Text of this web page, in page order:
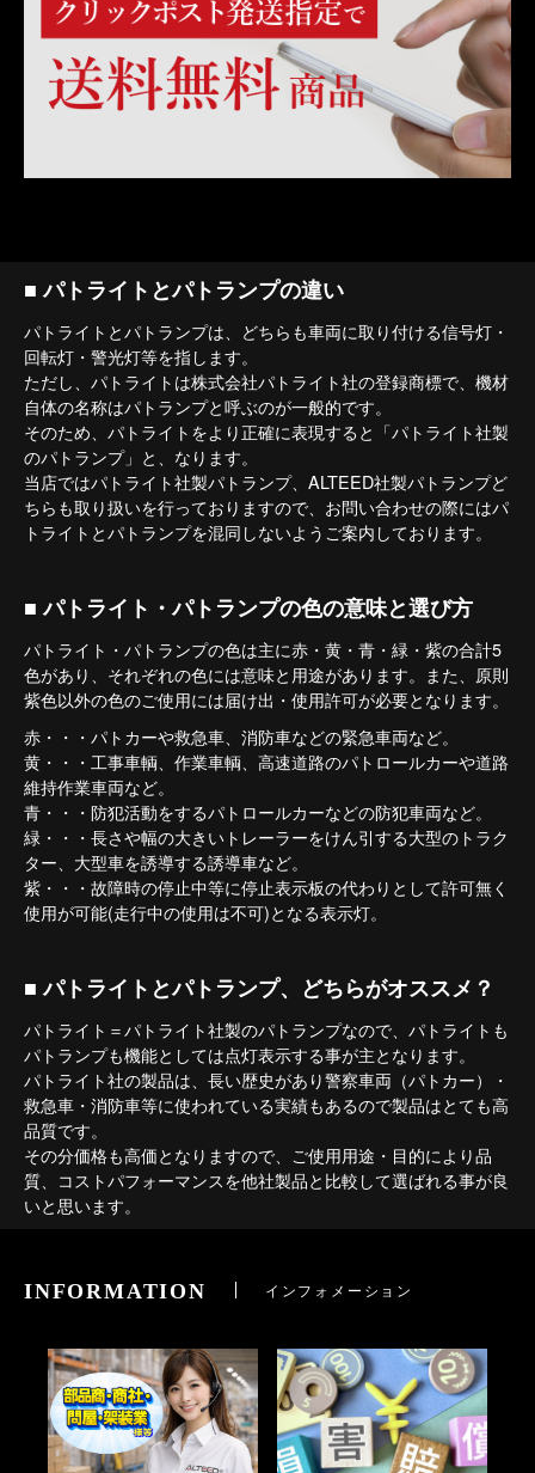
■ パトライトとパトランプの違い
パトライトとパトランプは、どちらも車両に取り付ける信号灯・
回転灯・警光灯等を指します。
ただし、パトライトは株式会社パトライト社の登録商標で、機材
自体の名称はパトランプと呼ぶのが一般的です。
そのため、パトライトをより正確に表現すると「パトライト社製
のパトランプ」と、なります。
当店ではパトライト社製パトランプ、ALTEED社製パトランプど
ちらも取り扱いを行っておりますので、お問い合わせの際にはパ
トライトとパトランプを混同しないようご案内しております。
■ パトライト・パトランプの色の意味と選び方
パトライト・パトランプの色は主に赤・黄・青・緑・紫の合計5
色があり、それぞれの色には意味と用途があります。また、原則
紫色以外の色のご使用には届け出・使用許可が必要となります。
赤・・・パトカーや救急車、消防車などの緊急車両など。
黄・・・工事車輌、作業車輌、高速道路のパトロールカーや道路
維持作業車両など。
青・・・防犯活動をするパトロールカーなどの防犯車両など。
緑・・・長さや幅の大きいトレーラーをけん引する大型のトラク
ター、大型車を誘導する誘導車など。
紫・・・故障時の停止中等に停止表示板の代わりとして許可無く
使用が可能(走行中の使用は不可)となる表示灯。
■ パトライトとパトランプ、どちらがオススメ？
パトライト＝パトライト社製のパトランプなので、パトライトも
パトランプも機能としては点灯表示する事が主となります。
パトライト社の製品は、長い歴史があり警察車両（パトカー）・
救急車・消防車等に使われている実績もあるので製品はとても高
品質です。
その分価格も高価となりますので、ご使用用途・目的により品
質、コストパフォーマンスを他社製品と比較して選ばれる事が良
いと思います。
INFORMATION インフォメーション